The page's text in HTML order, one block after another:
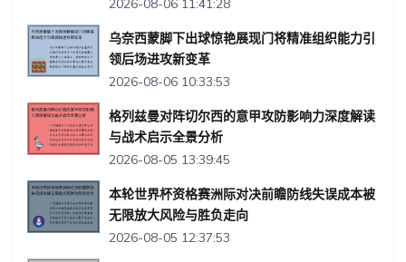
2026-08-06 11:41:28
乌奈西蒙脚下出球惊艳展现门将精准组织能力引
领后场进攻新变革
2026-08-06 10:33:53
格列兹曼对阵切尔西的意甲攻防影响力深度解读
与战术启示全景分析
2026-08-05 13:39:45
本轮世界杯资格赛洲际对决前瞻防线失误成本被
无限放大风险与胜负走向
2026-08-05 12:37:53